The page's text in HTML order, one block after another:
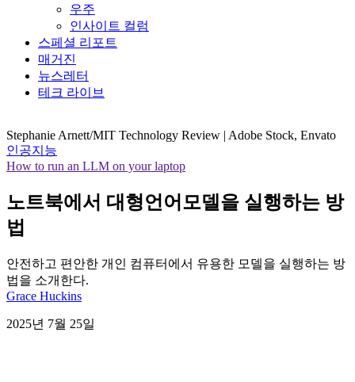
우주
인사이트 컬럼
스페셜 리포트
매거진
뉴스레터
테크 라이브
Stephanie Arnett/MIT Technology Review | Adobe Stock, Envato
인공지능
How to run an LLM on your laptop
노트북에서 대형언어모델을 실행하는 방
법
안전하고 편안한 개인 컴퓨터에서 유용한 모델을 실행하는 방
법을 소개한다.
Grace Huckins
2025년 7월 25일